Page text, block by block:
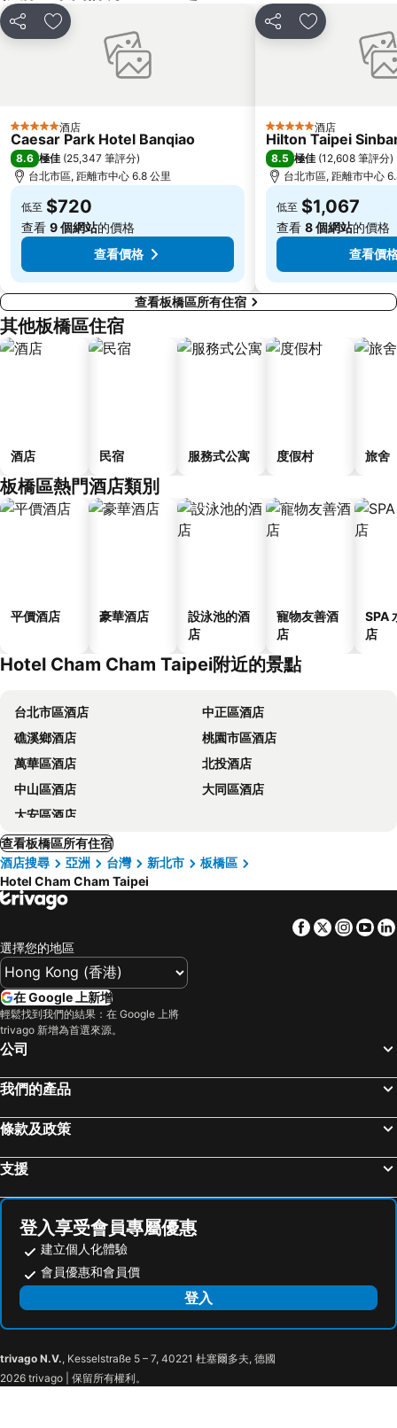
饒河街觀光夜市
南港站覽館
萬華區
淡水老街
基隆廟口夜市
捷運民權西路站
頂溪捷運站
永康街
大直美麗華
台北橋捷運站
分享 放到收藏夾
5 星級 酒店
Caesar Park Hotel Banqiao
8.6 極佳 (25,347 筆評分)
台北市區, 距離市中心 6.8 公里
低至 $720
查看 9 個網站的價格
查看價格
分享 放到收藏夾
5 星級 酒店
Hilton Taipei
8.5 極佳 (12,608 筆評分)
台北市區, 距離市中心
低至 $1,067
查看 8 個網站的價格
查看價
查看板橋區所有住宿
其他板橋區住宿
酒店 民宿 服務式公寓 度假村 旅舍
板橋區熱門酒店類別
平價酒店 豪華酒店
設泳池的酒
店
寵物友善酒
店
SPA
店
Hotel Cham Cham Taipei附近的景點
台北市區酒店
中正區酒店
礁溪鄉酒店
桃園市區酒店
萬華區酒店
北投酒店
中山區酒店
大同區酒店
大安區酒店
查看板橋區所有住宿
酒店搜尋
亞洲 台灣 新北市
板橋區
Hotel Cham Cham Taipei
Facebook
Twitter
選擇您的地區
在 Google 上新增
輕鬆找到我們的結果：在 Google 上將
trivago 新增為首選來源。
公司
我們的產品
條款及政策
支援
登入享受會員專屬優惠
建立個人化體驗
會員優惠和會員價
登入
trivago N.V., Kesselstraße 5 – 7, 40221 杜塞爾多夫, 德國
2026 trivago | 保留所有權利。